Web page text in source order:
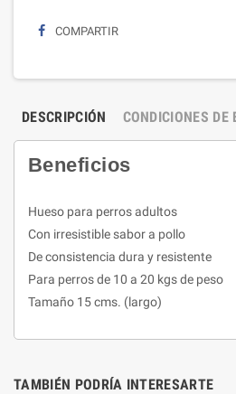
COMPARTIR
DESCRIPCIÓN CONDICIONES DE
Beneficios
Hueso para perros adultos
Con irresistible sabor a pollo
De consistencia dura y resistente
Para perros de 10 a 20 kgs de peso
Tamaño 15 cms. (largo)
TAMBIÉN PODRÍA INTERESARTE